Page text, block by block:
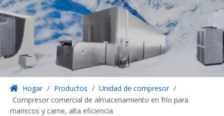
Hogar / Productos / Unidad de compresor /
Compresor comercial de almacenamiento en frío para
mariscos y carne, alta eficiencia